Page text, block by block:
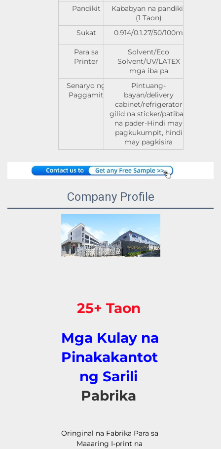
Pandikit
Kababyan na pandikit
(1 Taon)
Sukat
0.914/0.1.27/50/100m
Para sa
Printer
Solvent/Eco
Solvent/UV/LATEX
mga iba pa
Senaryo ng
Paggamit
Pintuang-
bayan/delivery
cabinet/refrigerator
gilid na sticker/patibay
na pader-Hindi may
pagkukumpit, hindi
may pagkisira
Company Profile
25+ Taon
Mga Kulay na
Pinakakantot
Pabrika
Oringinal na Fabrika Para sa
Maaaring I-print na